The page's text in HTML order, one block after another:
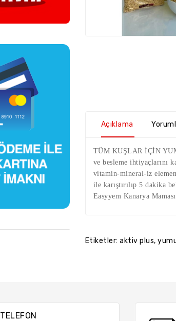
Açıklama
TÜM KUŞLAR İÇİN
ve besleme ihtiyaçlarını
vitamin-mineral-iz
ile karıştırılıp 5 dakika
Easyyem Kanarya
Etiketler: aktiv plus,
TELEFON